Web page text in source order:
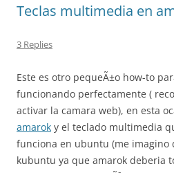
Teclas multimedia en
3 Replies
Este es otro pequeÃ±o how-to
funcionando perfectamente (
activar la camara web), en esta
amarok y el teclado multimedia
funciona en ubuntu (me imagino
kubuntu ya que amarok deberia